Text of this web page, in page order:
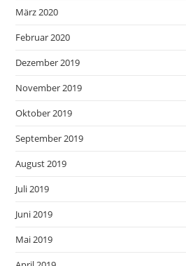
März 2020
Februar 2020
Dezember 2019
November 2019
Oktober 2019
September 2019
August 2019
Juli 2019
Juni 2019
Mai 2019